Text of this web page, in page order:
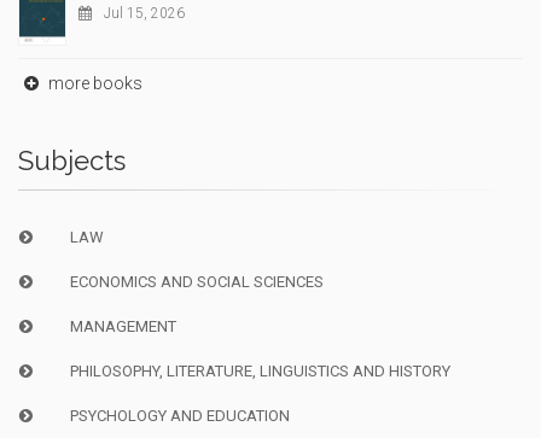
Jul 15, 2026
more books
Subjects
LAW
ECONOMICS AND SOCIAL SCIENCES
MANAGEMENT
PHILOSOPHY, LITERATURE, LINGUISTICS AND HISTORY
PSYCHOLOGY AND EDUCATION